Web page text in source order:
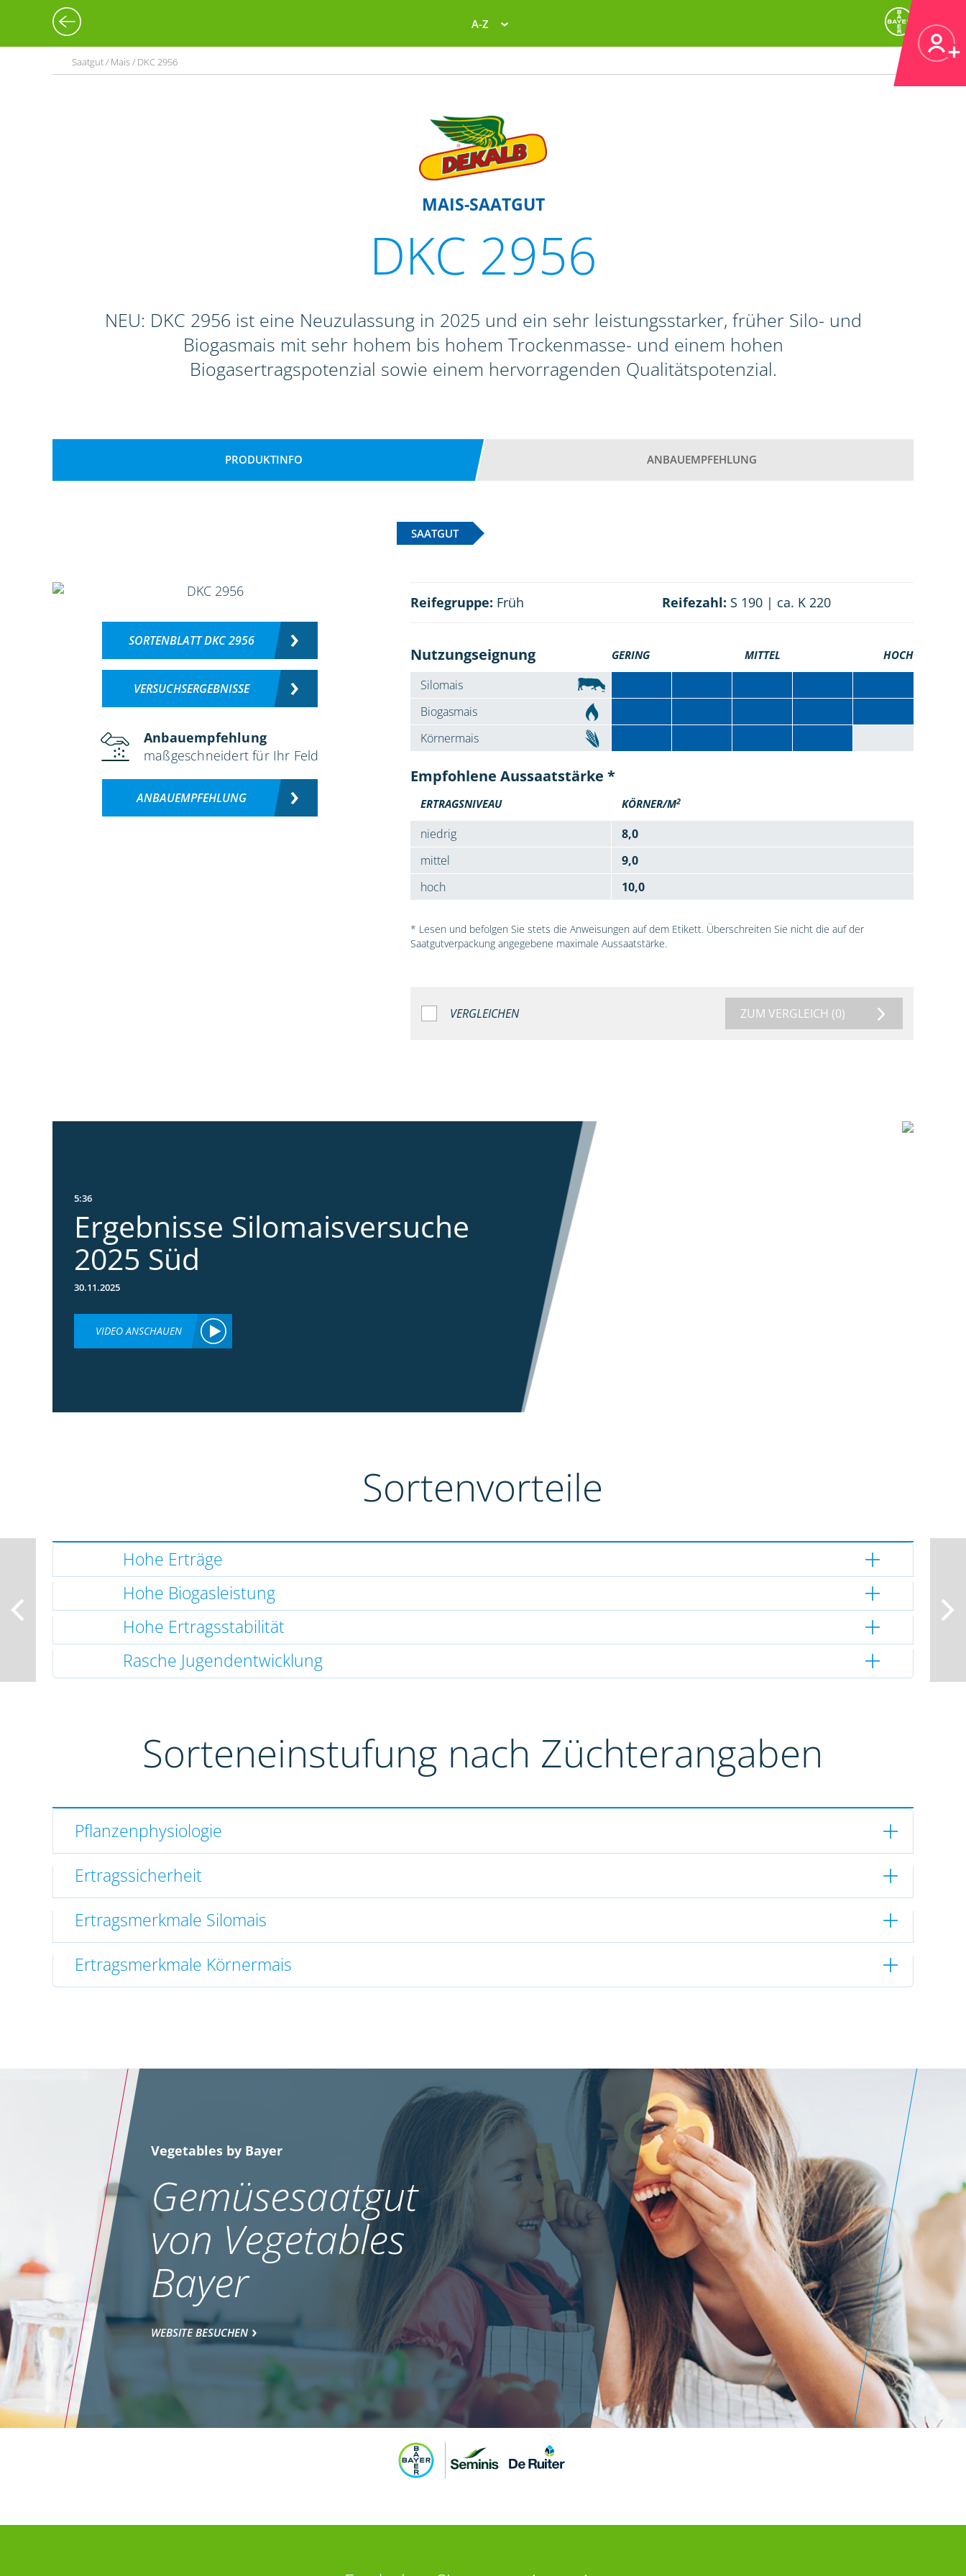
A-Z
Saatgut / Mais / DKC 2956
MAIS-SAATGUT
DKC 2956
NEU: DKC 2956 ist eine Neuzulassung in 2025 und ein sehr leistungsstarker, früher Silo- und
Biogasmais mit sehr hohem bis hohem Trockenmasse- und einem hohen
Biogasertragspotenzial sowie einem hervorragenden Qualitätspotenzial.
PRODUKTINFO ANBAUEMPFEHLUNG
SAATGUT
SORTENBLATT DKC 2956
VERSUCHSERGEBNISSE
Anbauempfehlung
maßgeschneidert für Ihr Feld
ANBAUEMPFEHLUNG
Reifegruppe: Früh Reifezahl: S 190 | ca. K 220
Nutzungseignung GERING MITTEL HOCH
Silomais
Biogasmais
Körnermais
Empfohlene Aussaatstärke *
ERTRAGSNIVEAU KÖRNER/M2
niedrig
8,0
mittel
9,0
hoch
10,0
* Lesen und befolgen Sie stets die Anweisungen auf dem Etikett. Überschreiten Sie nicht die auf der
Saatgutverpackung angegebene maximale Aussaatstärke.
VERGLEICHEN ZUM VERGLEICH (0)
5:36
Ergebnisse Silomaisversuche
2025 Süd
30.11.2025
VIDEO ANSCHAUEN
Sortenvorteile
Hohe Erträge
Hohe Biogasleistung
Hohe Ertragsstabilität
Rasche Jugendentwicklung
Sorteneinstufung nach Züchterangaben
Pflanzenphysiologie
Ertragssicherheit
Ertragsmerkmale Silomais
Ertragsmerkmale Körnermais
Vegetables by Bayer
Gemüsesaatgut
von Vegetables
Bayer
WEBSITE BESUCHEN